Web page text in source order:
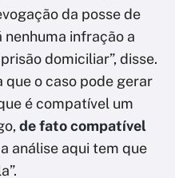
da posse de
nenhuma infração a
domiciliar”, disse.
que o caso pode gerar
é compatível um
de fato compatível
análise aqui tem que